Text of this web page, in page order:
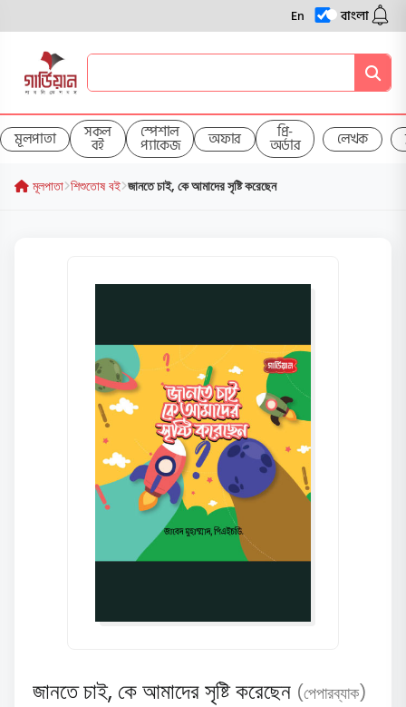
En বাংলা
মূলপাতা সকল
বই
স্পেশাল
প্যাকেজ অফার প্রি-
অর্ডার লেখক
মূলপাতা শিশুতোষ বই জানতে চাই, কে আমাদের সৃষ্টি করেছেন
জানতে চাই, কে আমাদের সৃষ্টি করেছেন (পেপারব্যাক)